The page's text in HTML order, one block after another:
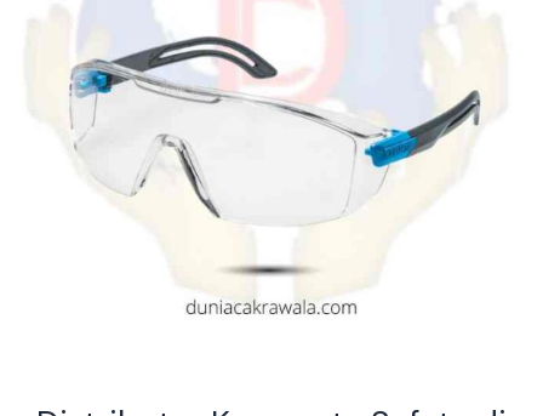
Terbaik
Industri
Proyek